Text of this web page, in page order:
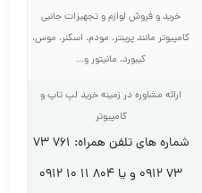
خرید و فروش لوازم و تجهیزات جانبی
کامپیوتر مانند پرینتر، مودم، اسکنر، موس،
کیبورد، مانیتور و…
ارائه مشاوره در زمینه خرید لپ تاپ و
کامپیوتر
شماره های تلفن همراه: ۷۶۱ ۷۳
۷۳ ۰۹۱۲ و یا ۸۰۴ ۱۱ ۱۰ ۰۹۱۲